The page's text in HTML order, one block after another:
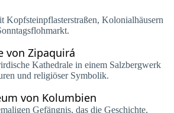
Kopfsteinpflasterstraßen, Kolonialhäusern
von Zipaquirá
Kathedrale in einem Salzbergwerk
und religiöser Symbolik.
von Kolumbien
Gefängnis, das die Geschichte,